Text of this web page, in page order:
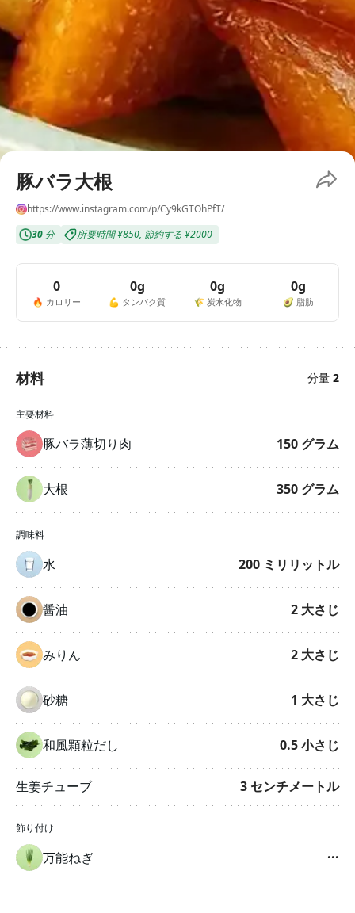
豚バラ大根
https://www.instagram.com/p/Cy9kGTOhPfT/
30分 所要時間¥850, 節約する ¥2000
0
🔥 カロリー
0g
💪 タンパク質
0g
🌾 炭水化物
0g
🥑 脂肪
材料 分量 2
主要材料
豚バラ薄切り肉 150 グラム
大根 350 グラム
調味料
水 200 ミリリットル
醤油 2大さじ
みりん 2大さじ
砂糖 1 大さじ
和風顆粒だし 0.5小さじ
生姜チューブ 3 センチメートル
飾り付け
万能ねぎ ···